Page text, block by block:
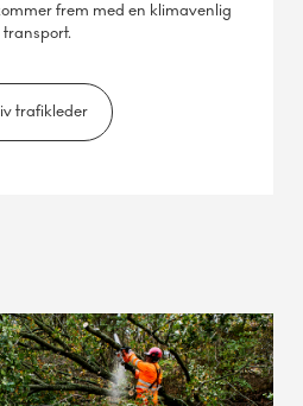
frem med en klimavenlig
transport.
trafikleder